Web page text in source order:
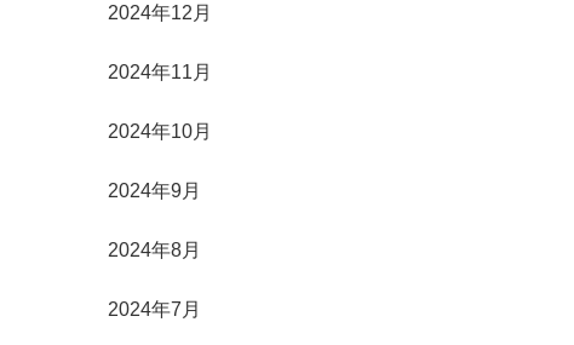
2024年12月
2024年11月
2024年10月
2024年9月
2024年8月
2024年7月